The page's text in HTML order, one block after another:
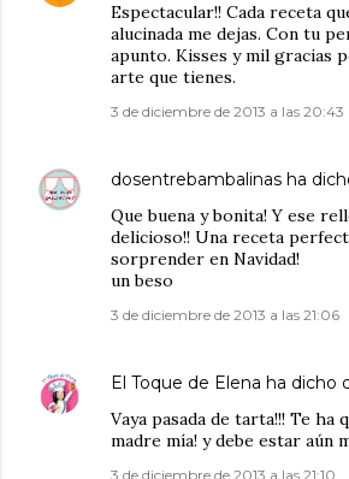
Espectacular!! Cada receta
alucinada me dejas. Con tu
apunto. Kisses y mil gracias
arte que tienes.
3 de diciembre de 2013 a las 20:43
dosentrebambalinas ha
Que buena y bonita! Y ese
delicioso!! Una receta
sorprender en Navidad!
un beso
3 de diciembre de 2013 a las 21:06
El Toque de Elena ha dicho
Vaya pasada de tarta!!! Te ha
madre mía! y debe estar aún
3 de diciembre de 2013 a las 21:10